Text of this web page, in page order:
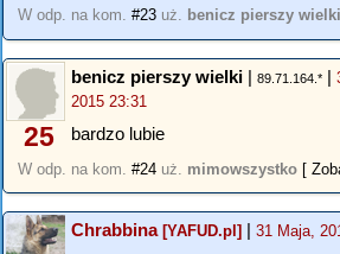
W odp. na kom. #23 uż. benicz pierszy wielki
25
benicz pierszy wielki | 89.71.164.* |
2015 23:31
bardzo lubie
W odp. na kom. #24 uż. mimowszystko [
Chrabbina[YAFUD.pl] | 31 Maja,